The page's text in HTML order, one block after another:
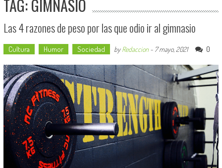
TAG: GIMNASIO
Las 4 razones de peso por las que odio ir al gimnasio
Cultura Humor Sociedad byRedaccion- 7 mayo, 2021 0